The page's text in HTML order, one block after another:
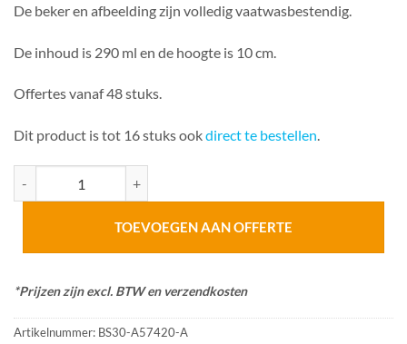
De beker en afbeelding zijn volledig vaatwasbestendig.
De inhoud is 290 ml en de hoogte is 10 cm.
Offertes vanaf 48 stuks.
Dit product is tot 16 stuks ookdirect te bestellen.
TOEVOEGEN AAN OFFERTE
*Prijzen zijn excl. BTW en verzendkosten
Artikelnummer: BS30-A57420-A